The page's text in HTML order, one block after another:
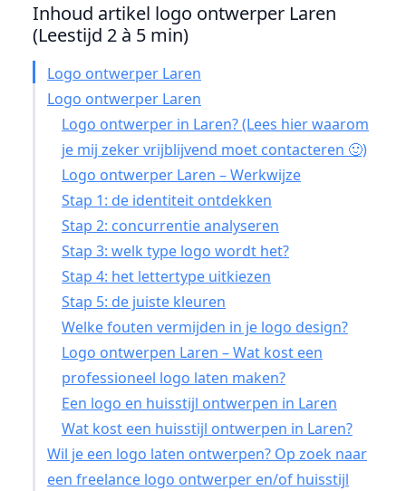
Inhoud artikel logo ontwerper Laren
(Leestijd 2 à 5 min)
Logo ontwerper Laren
Logo ontwerper Laren
Logo ontwerper in Laren? (Lees hier waarom
je mij zeker vrijblijvend moet contacteren 🙂)
Logo ontwerper Laren – Werkwijze
Stap 1: de identiteit ontdekken
Stap 2: concurrentie analyseren
Stap 3: welk type logo wordt het?
Stap 4: het lettertype uitkiezen
Stap 5: de juiste kleuren
Welke fouten vermijden in je logo design?
Logo ontwerpen Laren – Wat kost een
professioneel logo laten maken?
Een logo en huisstijl ontwerpen in Laren
Wat kost een huisstijl ontwerpen in Laren?
Wil je een logo laten ontwerpen? Op zoek naar
een freelance logo ontwerper en/of huisstijl